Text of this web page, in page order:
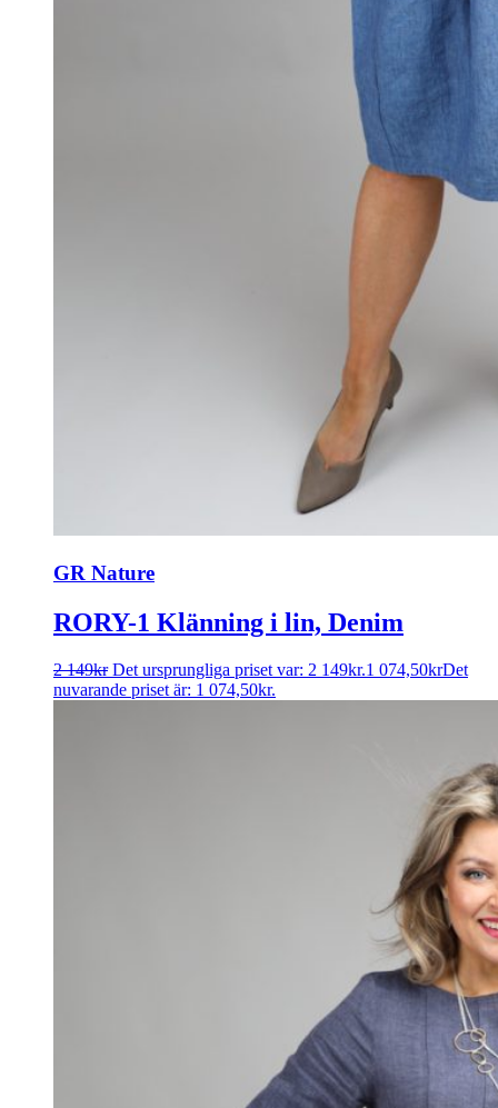
GR Nature
RORY-1 Klänning i lin, Denim
2 149kr Det ursprungliga priset var: 2 149kr.1 074,50krDet
nuvarande priset är: 1 074,50kr.